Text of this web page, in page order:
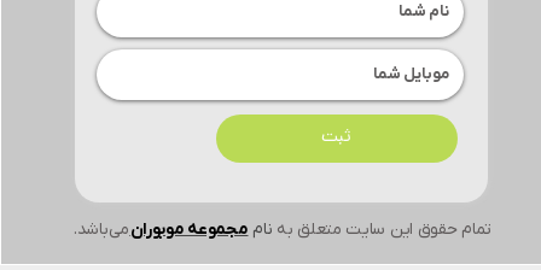
تمام حقوق این سایت متعلق به ناممجموعه موبورانمی‌باشد.
ثبت